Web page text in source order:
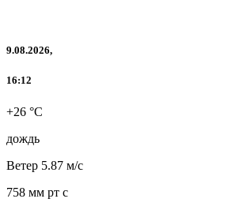
9.08.2026,
16:12
+26 °C
дождь
Ветер 5.87 м/с
758 мм рт с